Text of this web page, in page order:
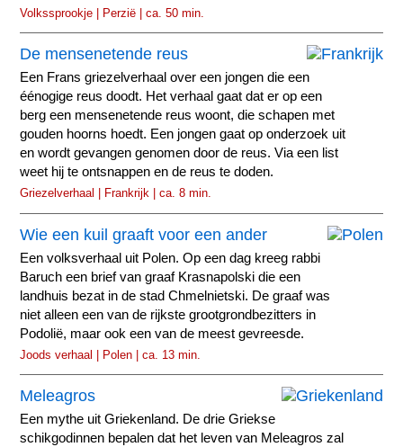
Volkssprookje | Perzië | ca. 50 min.
De mensenetende reus
Een Frans griezelverhaal over een jongen die een
éénogige reus doodt. Het verhaal gaat dat er op een
berg een mensenetende reus woont, die schapen met
gouden hoorns hoedt. Een jongen gaat op onderzoek uit
en wordt gevangen genomen door de reus. Via een list
weet hij te ontsnappen en de reus te doden.
Griezelverhaal | Frankrijk | ca. 8 min.
Wie een kuil graaft voor een ander
Een volksverhaal uit Polen. Op een dag kreeg rabbi
Baruch een brief van graaf Krasnapolski die een
landhuis bezat in de stad Chmelnietski. De graaf was
niet alleen een van de rijkste grootgrondbezitters in
Podolië, maar ook een van de meest gevreesde.
Joods verhaal | Polen | ca. 13 min.
Meleagros
Een mythe uit Griekenland. De drie Griekse
schikgodinnen bepalen dat het leven van Meleagros zal